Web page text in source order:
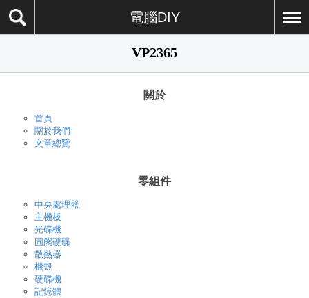
電腦DIY
VP2365
關於
首頁
關於我們
文章總覽
零組件
中央處理器
主機板
光碟機
固態硬碟
散熱器
機殼
硬碟機
記憶體